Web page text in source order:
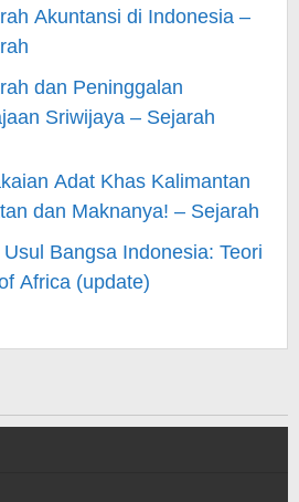
Akuntansi di Indonesia –
dan Peninggalan
Sriwijaya – Sejarah
Adat Khas Kalimantan
dan Maknanya! – Sejarah
Bangsa Indonesia: Teori
Africa (update)